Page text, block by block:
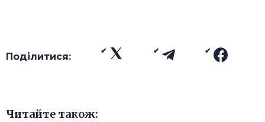
Поділитися:
Читайте також: